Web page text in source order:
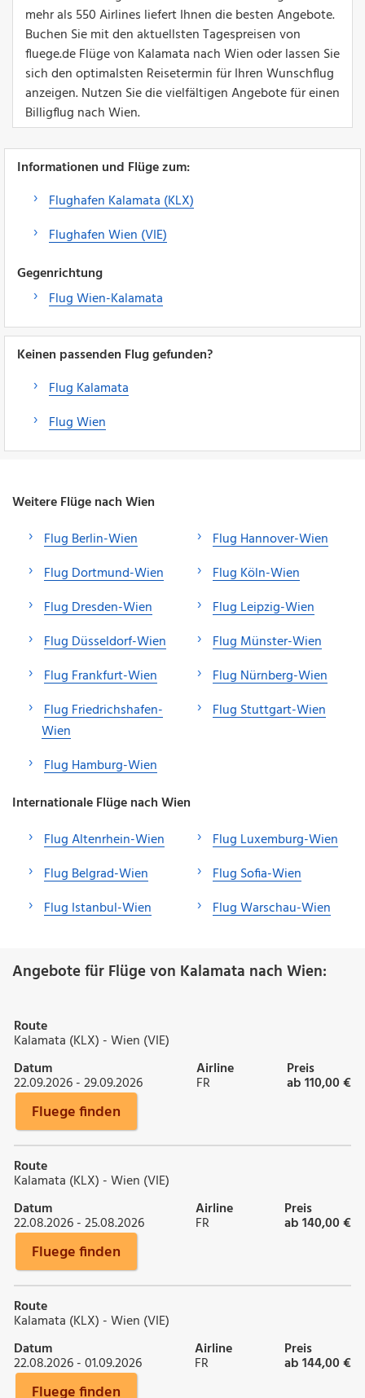
mehr als 550 Airlines liefert Ihnen die besten Angebote.
Buchen Sie mit den aktuellsten Tagespreisen von
fluege.de Flüge von Kalamata nach Wien oder lassen Sie
sich den optimalsten Reisetermin für Ihren Wunschflug
anzeigen. Nutzen Sie die vielfältigen Angebote für einen
Billigflug nach Wien.
Informationen und Flüge zum:
Flughafen Kalamata (KLX)
Flughafen Wien (VIE)
Gegenrichtung
Flug Wien-Kalamata
Keinen passenden Flug gefunden?
Flug Kalamata
Flug Wien
Weitere Flüge nach Wien
Flug Berlin-Wien
Flug Dortmund-Wien
Flug Dresden-Wien
Flug Düsseldorf-Wien
Flug Frankfurt-Wien
Flug Friedrichshafen-
Wien
Flug Hamburg-Wien
Flug Hannover-Wien
Flug Köln-Wien
Flug Leipzig-Wien
Flug Münster-Wien
Flug Nürnberg-Wien
Flug Stuttgart-Wien
Internationale Flüge nach Wien
Flug Altenrhein-Wien
Flug Belgrad-Wien
Flug Istanbul-Wien
Flug Luxemburg-Wien
Flug Sofia-Wien
Flug Warschau-Wien
Angebote für Flüge von Kalamata nach Wien:
Route
Kalamata (KLX) - Wien (VIE)
Datum
22.09.2026 - 29.09.2026
Airline
FR
Preis
ab 110,00 €
Fluege finden
Route
Kalamata (KLX) - Wien (VIE)
Datum
22.08.2026 - 25.08.2026
Airline
FR
Preis
ab 140,00 €
Fluege finden
Route
Kalamata (KLX) - Wien (VIE)
Datum
22.08.2026 - 01.09.2026
Airline
FR
Preis
ab 144,00 €
Fluege finden